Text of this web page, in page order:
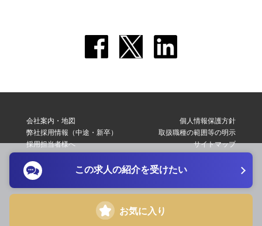
会社案内・地図
弊社採用情報（中途・新卒）
採用担当者様へ
個人情報保護方針
取扱職種の範囲等の明示
サイトマップ
この求人の紹介を受けたい
お気に入り